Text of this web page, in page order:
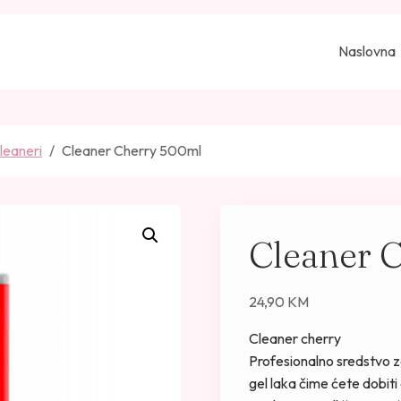
Naslovna
Cleaner Cherry 500ml
Cleaner
24,90 KM
Cleaner cherry
Profesionalno sredstvo
gel laka čime ćete